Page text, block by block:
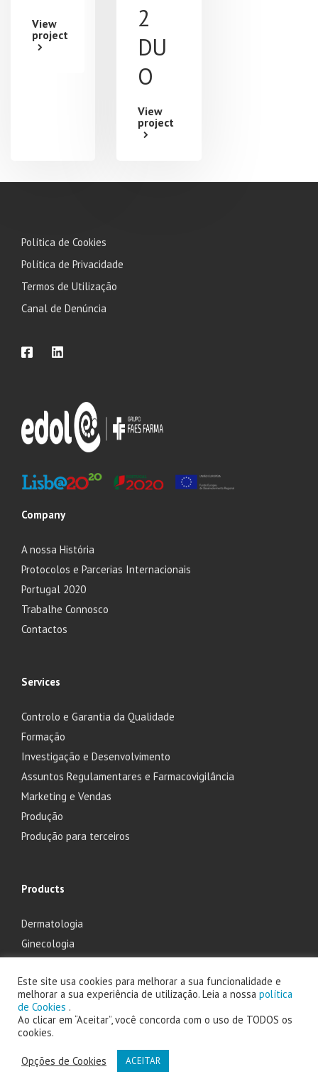
View
project
2
DU
O
View
project
Política de Cookies
Política de Privacidade
Termos de Utilização
Canal de Denúncia
Company
A nossa História
Protocolos e Parcerias Internacionais
Portugal 2020
Trabalhe Connosco
Contactos
Services
Controlo e Garantia da Qualidade
Formação
Investigação e Desenvolvimento
Assuntos Regulamentares e Farmacovigilância
Marketing e Vendas
Produção
Produção para terceiros
Products
Dermatologia
Ginecologia
Otorrinolaringologia
2025 Laboratório Edol - Produtos Farmacêuticos, S.A. powered by
Faes Farma Portugal
Este site usa cookies para melhorar a sua funcionalidade e
melhorar a sua experiência de utilização. Leia a nossa política
de Cookies .
Ao clicar em “Aceitar”, você concorda com o uso de TODOS os
cookies.
Opções de Cookies ACEITAR